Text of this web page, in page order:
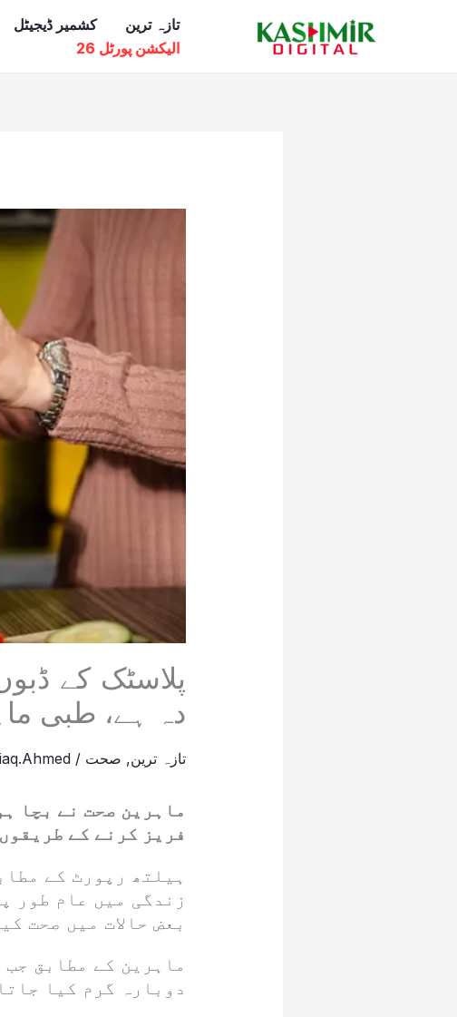
تازہ ترین کشمیر ڈیجیٹل
الیکشن پورٹل 26
پلاسٹک کے
دہ ہے، طبی
تازہ ترین, صحت /
ماہرین صحت نے بچا
فریز کرنے کے
ہیلتھ رپورٹ کے
زندگی میں عام طور
بعض حالات میں صحت
ماہرین کے مطابق
دوبارہ گرم کیا